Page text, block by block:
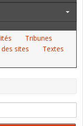
Tribunes
sites
Textes